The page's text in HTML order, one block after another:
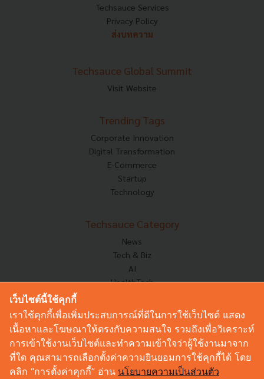
Techsauce Services
Privacy Policy
ส่งบทความ
Techsauce Global Summit
Visit Website
Trending Tags
Corporate Innovation
Digital Transformation
E-Commerce
Startup
Technology
Techsauce Category
News
Tech & Biz
AI
HealthTech
Corp Innov
Saucy Thoughts
Sustainable
Videos
Podcast
เว็บไซต์นี้ใช้คุกกี้
เราใช้คุกกี้เพื่อเพิ่มประสบการณ์ที่ดีในการใช้เว็บไซต์ แสดง
เนื้อหาและโฆษณาให้ตรงกับความสนใจ รวมถึงเพื่อวิเคราะห์
การเข้าใช้งานเว็บไซต์และทำความเข้าใจว่าผู้ใช้งานมาจาก
ที่ใด คุณสามารถเลือกตั้งค่าความยินยอมการใช้คุกกี้ได้ โดย
คลิก “การตั้งค่าคุกกี้” อ่าน นโยบายความเป็นส่วนตัว